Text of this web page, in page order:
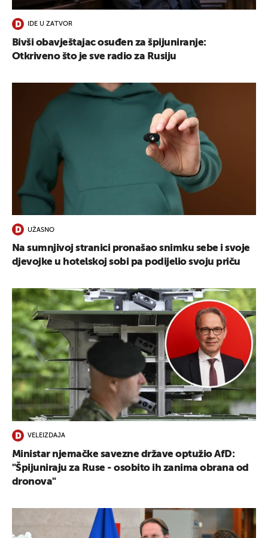
IDE U ZATVOR
Bivši obavještajac osuđen za špijuniranje:
Otkriveno što je sve radio za Rusiju
UŽASNO
Na sumnjivoj stranici pronašao snimku sebe i svoje
djevojke u hotelskoj sobi pa podijelio svoju priču
VELEIZDAJA
Ministar njemačke savezne države optužio AfD:
"Špijuniraju za Ruse - osobito ih zanima obrana od
dronova"